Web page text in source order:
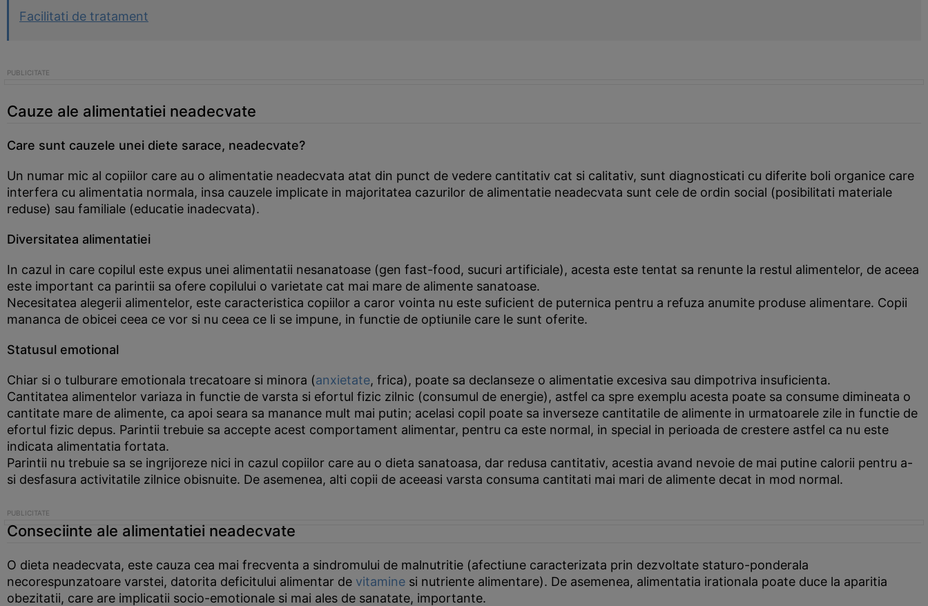
Facilitati de tratament
Cauze ale alimentatiei neadecvate
Care sunt cauzele unei diete sarace, neadecvate?
Un numar mic al copiilor care au o alimentatie neadecvata atat din punct de vedere cantitativ cat si calitativ, sunt diagnosticati cu diferite boli organice care
interfera cu alimentatia normala, insa cauzele implicate in majoritatea cazurilor de alimentatie neadecvata sunt cele de ordin social (posibilitati materiale
reduse) sau familiale (educatie inadecvata).
Diversitatea alimentatiei
In cazul in care copilul este expus unei alimentatii nesanatoase (gen fast-food, sucuri artificiale), acesta este tentat sa renunte la restul alimentelor, de aceea
este important ca parintii sa ofere copilului o varietate cat mai mare de alimente sanatoase.
Necesitatea alegerii alimentelor, este caracteristica copiilor a caror vointa nu este suficient de puternica pentru a refuza anumite produse alimentare. Copii
mananca de obicei ceea ce vor si nu ceea ce li se impune, in functie de optiunile care le sunt oferite.
Statusul emotional
Chiar si o tulburare emotionala trecatoare si minora (anxietate, frica), poate sa declanseze o alimentatie excesiva sau dimpotriva insuficienta.
Cantitatea alimentelor variaza in functie de varsta si efortul fizic zilnic (consumul de energie), astfel ca spre exemplu acesta poate sa consume dimineata o
cantitate mare de alimente, ca apoi seara sa manance mult mai putin; acelasi copil poate sa inverseze cantitatile de alimente in urmatoarele zile in functie de
efortul fizic depus. Parintii trebuie sa accepte acest comportament alimentar, pentru ca este normal, in special in perioada de crestere astfel ca nu este
indicata alimentatia fortata.
Parintii nu trebuie sa se ingrijoreze nici in cazul copiilor care au o dieta sanatoasa, dar redusa cantitativ, acestia avand nevoie de mai putine calorii pentru a-
si desfasura activitatile zilnice obisnuite. De asemenea, alti copii de aceeasi varsta consuma cantitati mai mari de alimente decat in mod normal.
Conseciinte ale alimentatiei neadecvate
O dieta neadecvata, este cauza cea mai frecventa a sindromului de malnutritie (afectiune caracterizata prin dezvoltate staturo-ponderala
necorespunzatoare varstei, datorita deficitului alimentar de vitamine si nutriente alimentare). De asemenea, alimentatia irationala poate duce la aparitia
obezitatii, care are implicatii socio-emotionale si mai ales de sanatate, importante.